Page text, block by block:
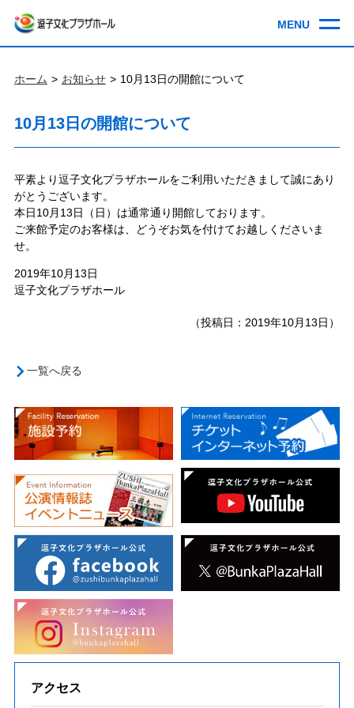
ホーム お知らせ 10月13日の開館について
10月13日の開館について
平素より逗子文化プラザホールをご利用いただきまして誠にあり
がとうございます。
本日10月13日（日）は通常通り開館しております。
ご来館予定のお客様は、どうぞお気を付けてお越しくださいま
せ。
2019年10月13日
逗子文化プラザホール
（投稿日：2019年10月13日）
一覧へ戻る
アクセス